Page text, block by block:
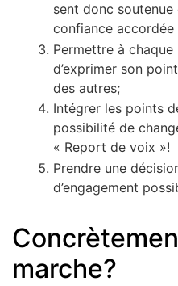
sent donc
confiance
Permettre à
d’exprimer son
des autres;
Intégrer les points
possibilité de
« Report de voix »!
Prendre une
d’engagement
marche?